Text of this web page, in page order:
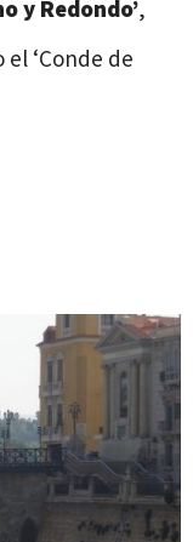
y Redondo’,
‘Conde de